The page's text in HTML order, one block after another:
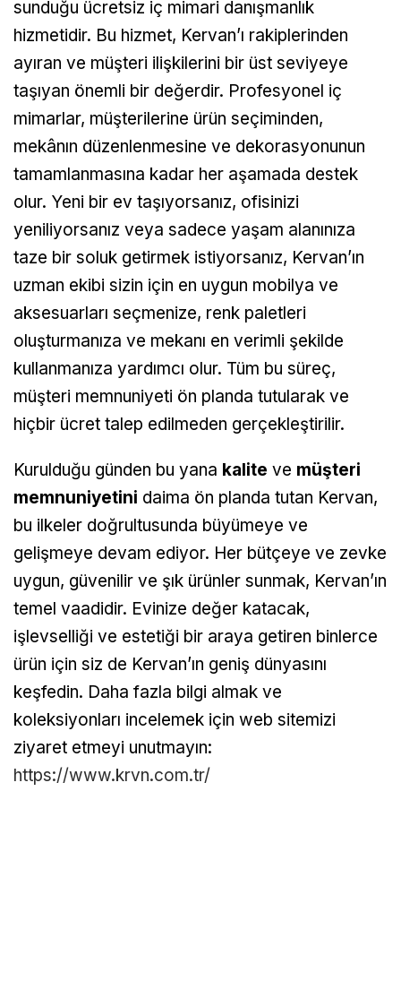
sunduğu ücretsiz iç mimari danışmanlık
hizmetidir. Bu hizmet, Kervan’ı rakiplerinden
ayıran ve müşteri ilişkilerini bir üst seviyeye
taşıyan önemli bir değerdir. Profesyonel iç
mimarlar, müşterilerine ürün seçiminden,
mekânın düzenlenmesine ve dekorasyonunun
tamamlanmasına kadar her aşamada destek
olur. Yeni bir ev taşıyorsanız, ofisinizi
yeniliyorsanız veya sadece yaşam alanınıza
taze bir soluk getirmek istiyorsanız, Kervan’ın
uzman ekibi sizin için en uygun mobilya ve
aksesuarları seçmenize, renk paletleri
oluşturmanıza ve mekanı en verimli şekilde
kullanmanıza yardımcı olur. Tüm bu süreç,
müşteri memnuniyeti ön planda tutularak ve
hiçbir ücret talep edilmeden gerçekleştirilir.
Kurulduğu günden bu yana kalite ve müşteri
memnuniyetini daima ön planda tutan Kervan,
bu ilkeler doğrultusunda büyümeye ve
gelişmeye devam ediyor. Her bütçeye ve zevke
uygun, güvenilir ve şık ürünler sunmak, Kervan’ın
temel vaadidir. Evinize değer katacak,
işlevselliği ve estetiği bir araya getiren binlerce
ürün için siz de Kervan’ın geniş dünyasını
keşfedin. Daha fazla bilgi almak ve
koleksiyonları incelemek için web sitemizi
ziyaret etmeyi unutmayın:
https://www.krvn.com.tr/